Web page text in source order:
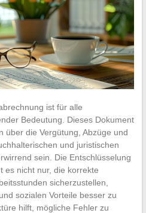
ist für alle
Bedeutung. Dieses Dokument
über die Vergütung, Abzüge und
und juristischen
sein. Die Entschlüsselung
es nicht nur, die korrekte
sicherzustellen,
sozialen Vorteile besser zu
hilft, mögliche Fehler zu